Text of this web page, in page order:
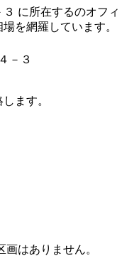
に所在するのオフィ
を網羅しています。
－３
ます。
画はありません。